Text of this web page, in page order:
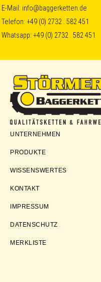
Skip
to
primary
navigation
Skip
to
content
Skip
to
E-Mail: info@baggerketten.de
Telefon:+49 (0) 2732 . 582 451
Whatsapp:+49 (0) 2732 . 582 451
Störmer
UNTERNEHMEN
PRODUKTE
WISSENSWERTES
KONTAKT
IMPRESSUM
DATENSCHUTZ
MERKLISTE